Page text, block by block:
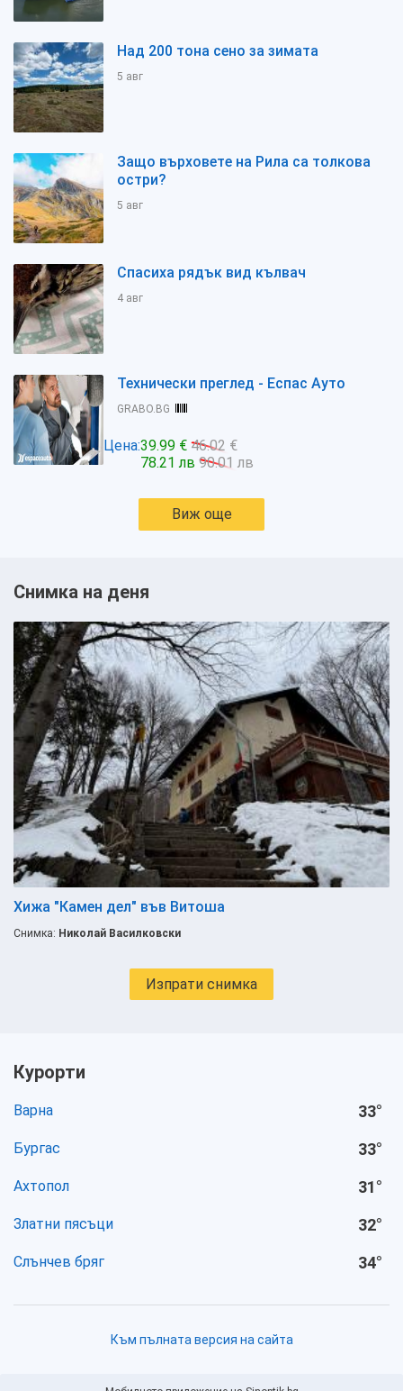
Над 200 тона сено за зимата
5 авг
Защо върховете на Рила са толкова
остри?
5 авг
Спасиха рядък вид кълвач
4 авг
Технически преглед - Еспас Ауто
GRABO.BG
Цена:39.99 € 46.02 €
78.21 лв 90.01 лв
Виж още
Снимка на деня
Хижа "Камен дел" във Витоша
Снимка: Николай Василковски
Изпрати снимка
Курорти
Варна 33°
Бургас 33°
Ахтопол 31°
Златни пясъци 32°
Слънчев бряг 34°
Към пълната версия на сайта